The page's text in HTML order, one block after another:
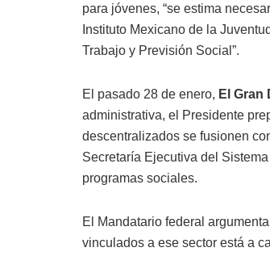
para jóvenes, “se estima
Instituto Mexicano de la
Trabajo y Previsión Social”.
El pasado 28 de enero, El Gran
administrativa, el Presidente
descentralizados se fusionen
Secretaría Ejecutiva del
programas sociales.
El Mandatario federal
vinculados a ese sector está a